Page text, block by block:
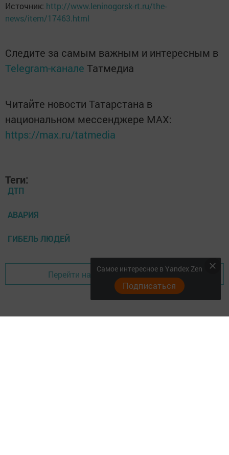
Источник: http://www.leninogorsk-rt.ru/the-
news/item/17463.html
Следите за самым важным и интересным в
Telegram-канале Татмедиа
Читайте новости Татарстана в
национальном мессенджере MАХ:
https://max.ru/tatmedia
Теги:
ДТП
АВАРИЯ
ГИБЕЛЬ ЛЮДЕЙ
Перейти на страницу новости
Самое интересное в Yandex Zen
Подписаться